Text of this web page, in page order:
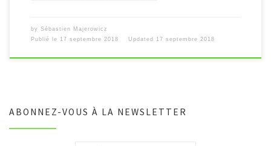
by Sébastien Majerowicz
Publié le 17 septembre 2018 Updated 17 septembre 2018
ABONNEZ-VOUS À LA NEWSLETTER